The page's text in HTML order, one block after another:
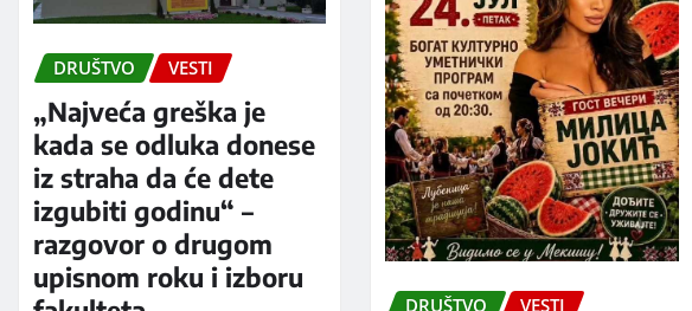
DRUŠTVO VESTI
„Najveća greška je
kada se odluka donese
iz straha da će dete
izgubiti godinu“ –
razgovor o drugom
upisnom roku i izboru
DRUŠTVO VESTI